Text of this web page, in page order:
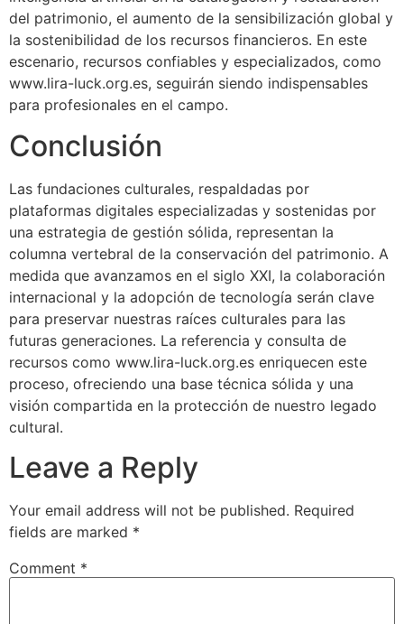
del patrimonio, el aumento de la sensibilización global y
la sostenibilidad de los recursos financieros. En este
escenario, recursos confiables y especializados, como
www.lira-luck.org.es, seguirán siendo indispensables
para profesionales en el campo.
Conclusión
Las fundaciones culturales, respaldadas por
plataformas digitales especializadas y sostenidas por
una estrategia de gestión sólida, representan la
columna vertebral de la conservación del patrimonio. A
medida que avanzamos en el siglo XXI, la colaboración
internacional y la adopción de tecnología serán clave
para preservar nuestras raíces culturales para las
futuras generaciones. La referencia y consulta de
recursos como www.lira-luck.org.es enriquecen este
proceso, ofreciendo una base técnica sólida y una
visión compartida en la protección de nuestro legado
cultural.
Leave a Reply
Your email address will not be published. Required
fields are marked *
Comment *